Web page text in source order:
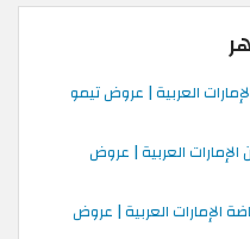
العربية | عروض تيمو
الإمارات العربية | عروض
الإمارات العربية | عروض